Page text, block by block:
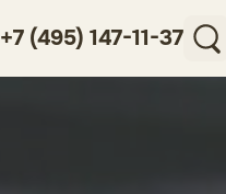
+7 (495) 147-11-37